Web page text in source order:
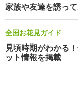
家族や友達を誘っ
全国お花見ガイド
見頃時期がわかる
ット情報を掲載